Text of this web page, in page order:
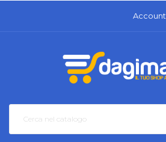
Account